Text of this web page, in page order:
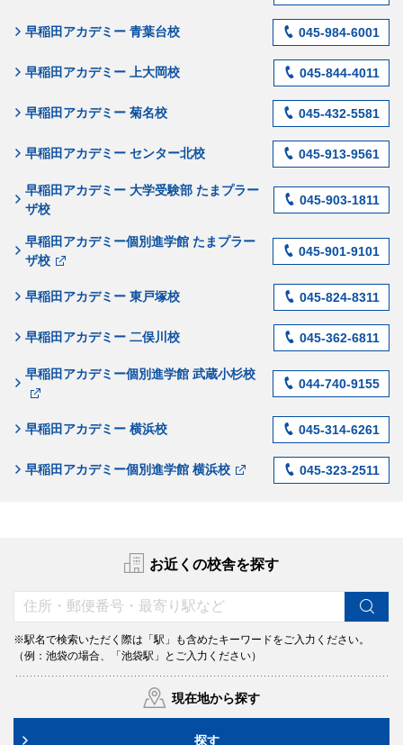
早稲田アカデミー 青葉台校 045-984-6001
早稲田アカデミー 上大岡校 045-844-4011
早稲田アカデミー 菊名校 045-432-5581
早稲田アカデミー センター北校 045-913-9561
早稲田アカデミー 大学受験部 たまプラー
ザ校
045-903-1811
早稲田アカデミー個別進学館 たまプラー
ザ校
045-901-9101
早稲田アカデミー 東戸塚校 045-824-8311
早稲田アカデミー 二俣川校 045-362-6811
早稲田アカデミー個別進学館 武蔵小杉校
044-740-9155
早稲田アカデミー 横浜校 045-314-6261
早稲田アカデミー個別進学館 横浜校 045-323-2511
お近くの校舎を探す
※駅名で検索いただく際は「駅」も含めたキーワードをご入力ください。
（例：池袋の場合、「池袋駅」とご入力ください）
現在地から探す
探す